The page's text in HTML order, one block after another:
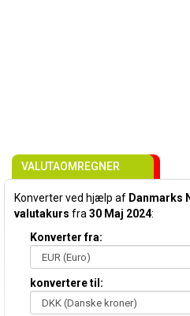
VALUTAOMREGNER
Konverter ved hjælp af Danmarks
valutakurs fra 30 Maj 2024:
Konverter fra:
konvertere til: